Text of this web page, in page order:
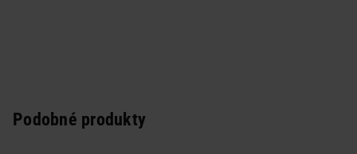
Podobné produkty